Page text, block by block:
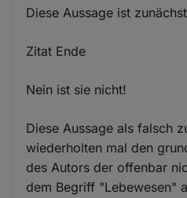
Diese Aussage ist
Zitat Ende
Nein ist sie nicht!
Diese Aussage als falsch
wiederholten mal den
des Autors der offenbar
dem Begriff "Lebewesen"